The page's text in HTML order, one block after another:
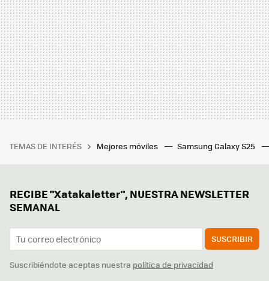
TEMAS DE INTERÉS Mejores móviles Samsung Galaxy S25
RECIBE "Xatakaletter", NUESTRA NEWSLETTER
SEMANAL
SUSCRIBIR
Suscribiéndote aceptas nuestra política de privacidad